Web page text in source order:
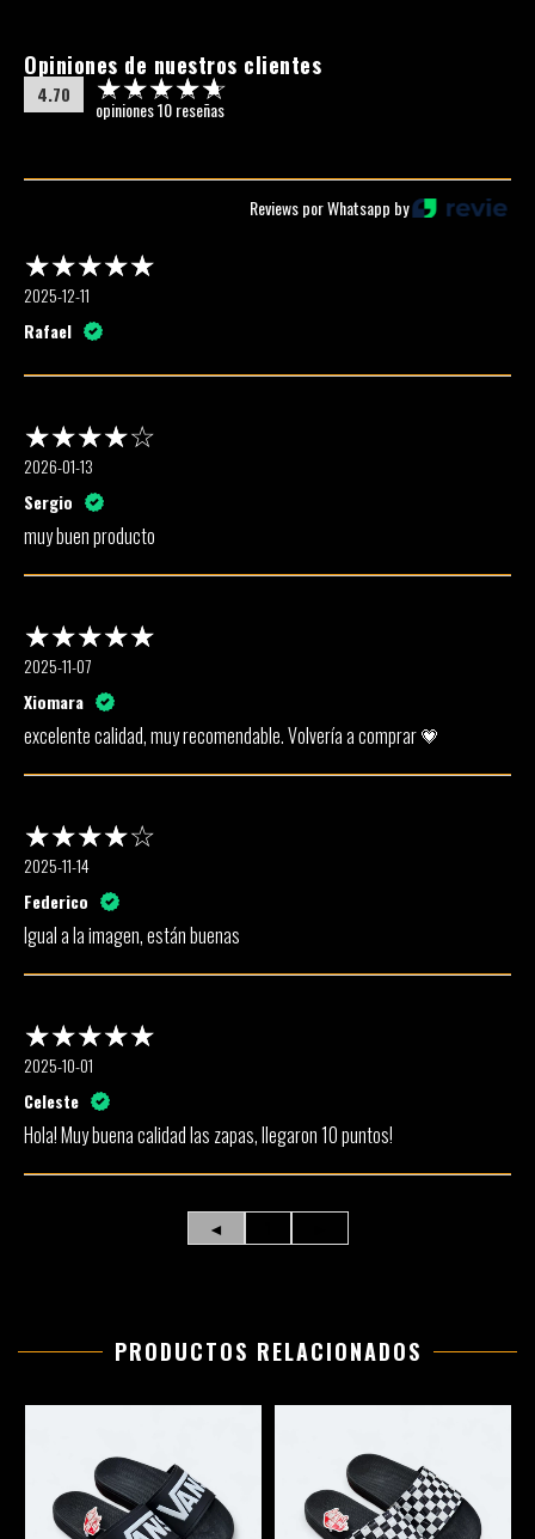
Opiniones de nuestros clientes
4.70
opiniones 10 reseñas
Reviews por Whatsapp by
2025-12-11
Rafael
2026-01-13
Sergio
muy buen producto
2025-11-07
Xiomara
excelente calidad, muy recomendable. Volvería a comprar 💗
2025-11-14
Federico
Igual a la imagen, están buenas
2025-10-01
Celeste
Hola! Muy buena calidad las zapas, llegaron 10 puntos!
◄
PRODUCTOS RELACIONADOS